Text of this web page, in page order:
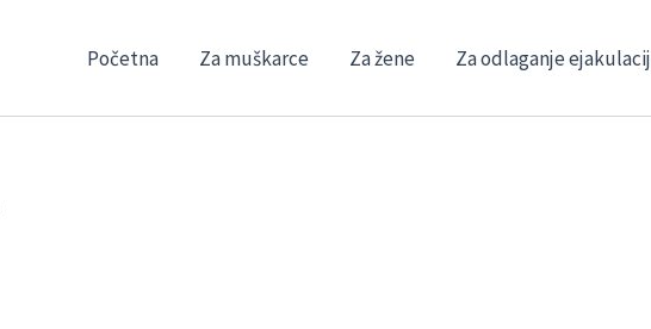
Početna Za muškarce Za žene Za odlaganje